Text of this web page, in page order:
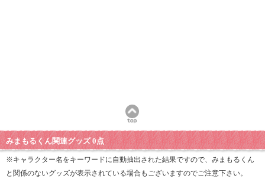
みまもるくん関連グッズ 0点
※キャラクター名をキーワードに自動抽出された結果ですので、みまもるくん
と関係のないグッズが表示されている場合もございますのでご注意下さい。